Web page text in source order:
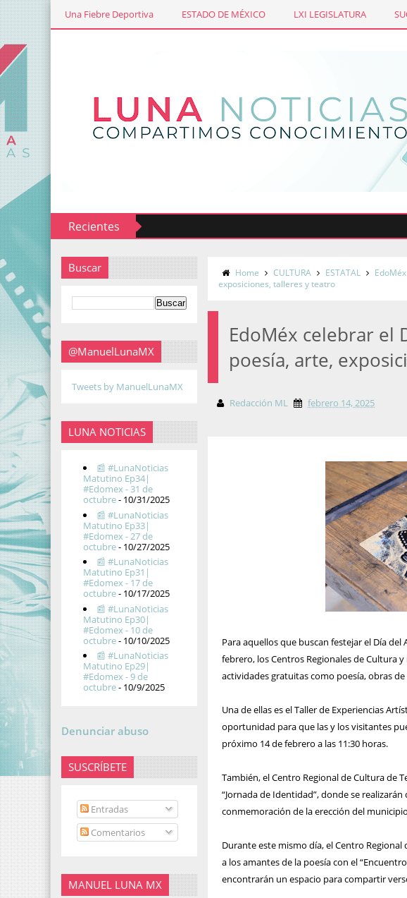
Una Fiebre Deportiva ESTADO DE MÉXICO LXI LEGISLATURA
Recientes
Buscar
@ManuelLunaMX
Tweets by ManuelLunaMX
LUNA NOTICIAS
📰 #LunaNoticias
Matutino Ep34|
#Edomex - 31 de
octubre- 10/31/2025
📰 #LunaNoticias
Matutino Ep33|
#Edomex - 27 de
octubre- 10/27/2025
📰 #LunaNoticias
Matutino Ep31|
#Edomex - 17 de
octubre- 10/17/2025
📰 #LunaNoticias
Matutino Ep30|
#Edomex - 10 de
octubre- 10/10/2025
📰 #LunaNoticias
Matutino Ep29|
#Edomex - 9 de
octubre- 10/9/2025
Denunciar abuso
SUSCRÍBETE
Entradas
Comentarios
MANUEL LUNA MX
Home CULTURA ESTATAL
exposiciones, talleres y teatro
EdoMéx celebrar el
poesía, arte,
Redacción ML febrero 14, 2025
Para aquellos que buscan festejar el Día
febrero, los Centros Regionales de Cultura
actividades gratuitas como poesía, obras
Una de ellas es el Taller de Experiencias
oportunidad para que las y los visitantes
próximo 14 de febrero a las 11:30 horas.
También, el Centro Regional de Cultura de
“Jornada de Identidad”, donde se
conmemoración de la erección del
Durante este mismo día, el Centro
a los amantes de la poesía con el
encontrarán un espacio para compartir